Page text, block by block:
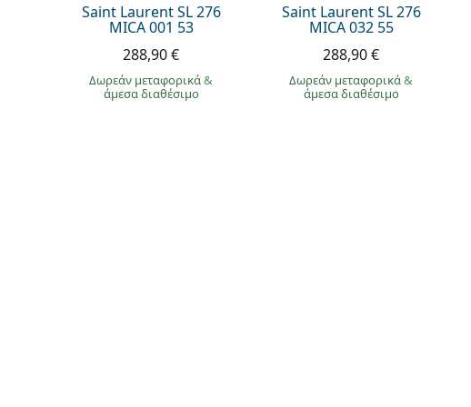
Saint Laurent SL 276
MICA 001 53
288,90 €
Δωρεάν μεταφορικά&
άμεσα διαθέσιμο
Saint Laurent SL 276
MICA 032 55
288,90 €
Δωρεάν μεταφορικά&
άμεσα διαθέσιμο